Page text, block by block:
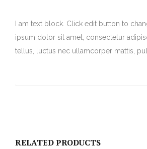
I am text block. Click edit button to
ipsum dolor sit amet, consectetur
tellus, luctus nec ullamcorper mattis,
RELATED PRODUCTS